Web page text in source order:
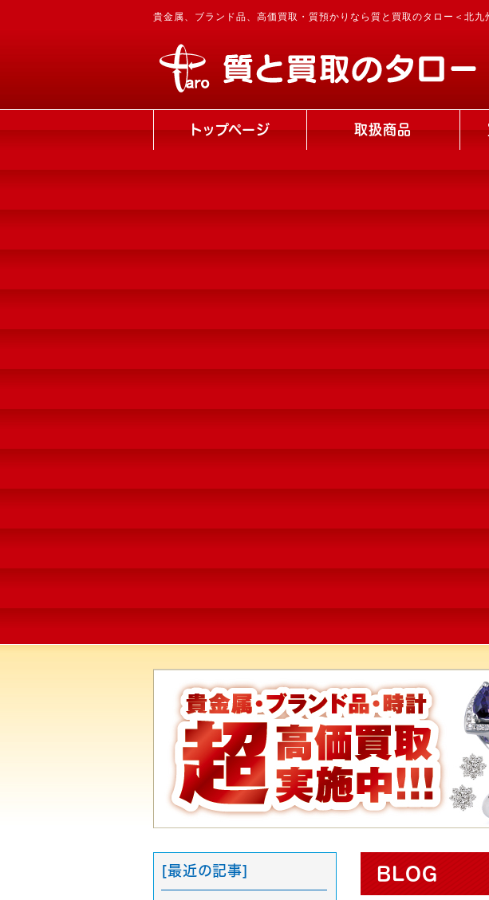
貴金属、ブランド品、高価買取・質預かりなら質と買取のタロー＜北九
トップページ 取扱商品
BLOG
[最近の記事]